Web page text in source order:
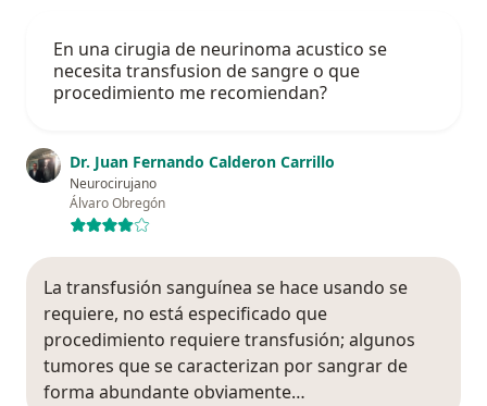
En una cirugia de neurinoma acustico se
necesita transfusion de sangre o que
procedimiento me recomiendan?
Dr. Juan Fernando Calderon Carrillo
Neurocirujano
Álvaro Obregón
La transfusión sanguínea se hace usando se
requiere, no está especificado que
procedimiento requiere transfusión; algunos
tumores que se caracterizan por sangrar de
forma abundante obviamente…